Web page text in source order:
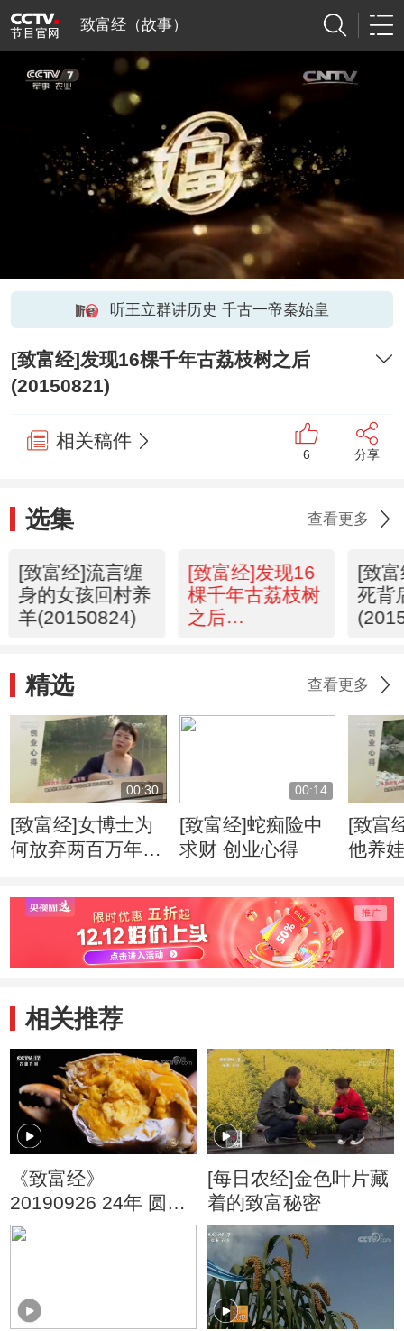
致富经（故事）
听王立群讲历史 千古一帝秦始皇
[致富经]发现16棵千年古荔枝树之后
(20150821)
相关稿件
6 分享
选集 查看更多
[致富经]流言缠
身的女孩回村养
羊(20150824)
[致富经]发现16
棵千年古荔枝树
之后
[致
死背
精选 查看更多
00:30
[致富经]女博士为
何放弃两百万年薪
00:14
[致富经]蛇痴险中
求财 创业心得
[致富
他养
相关推荐
《致富经》
20190926 24年 圆一
个金色蟹梦
[每日农经]金色叶片藏
着的致富秘密